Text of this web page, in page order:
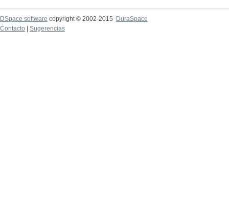
DSpace software copyright © 2002-2015
DuraSpace
Contacto
Sugerencias